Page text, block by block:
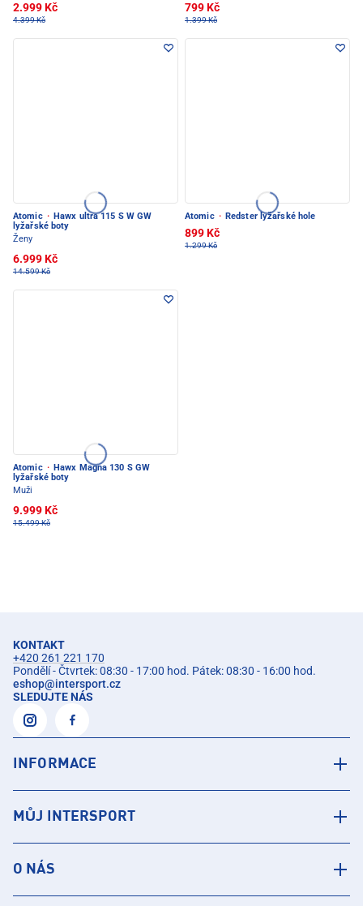
2.999 Kč
4.399 Kč
799 Kč
1.399 Kč
Atomic · Hawx ultra 115 S W GW
lyžařské boty
Ženy
6.999 Kč
14.599 Kč
Atomic · Redster lyžařské hole
899 Kč
1.299 Kč
Atomic · Hawx Magna 130 S GW
lyžařské boty
Muži
9.999 Kč
15.499 Kč
KONTAKT
+420 261 221 170
Pondělí - Čtvrtek: 08:30 - 17:00 hod. Pátek: 08:30 - 16:00 hod.
eshop@intersport.cz
SLEDUJTE NÁS
INFORMACE
MŮJ INTERSPORT
O NÁS